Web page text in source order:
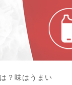
？味はうまい